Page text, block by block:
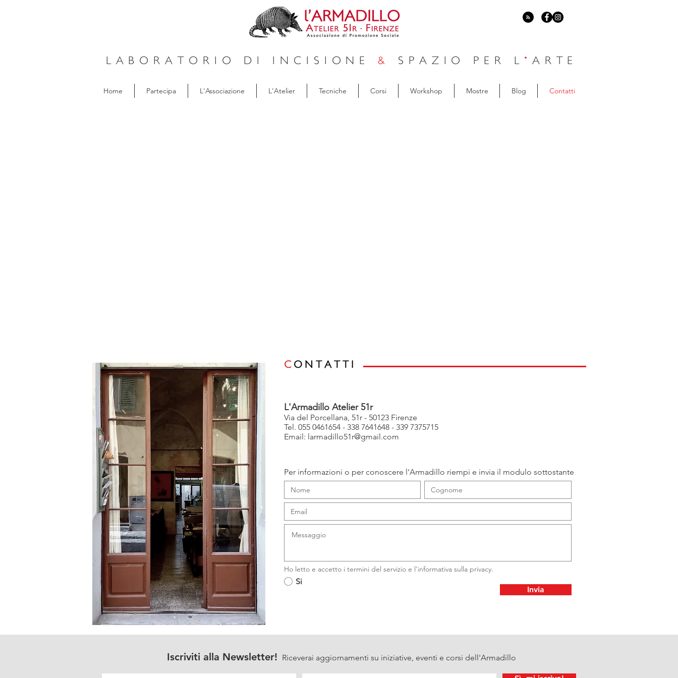
LABORATORIO DI INCISIONE& SPAZIO PER L ' ARTE
Home Partecipa L'Associazione L'Atelier Tecniche Corsi Workshop Mostre Blog Contatti
C ONTATTI
L'Armadillo Atelier 51r
Via del Porcellana, 51r - 50123 Firenze
Tel. 055 0461654 - 338 7641648 - 339 7375715
Email: larmadillo51r@gmail.com
Per informazioni o per conoscere l'Armadillo riempi e invia il modulo sottostante
Invia
Ho letto e accetto i termini del servizio e l'informativa sulla privacy.
Si
Iscriviti alla Newsletter! Riceverai aggiornamenti su iniziative, eventi e corsi dell'Armadillo